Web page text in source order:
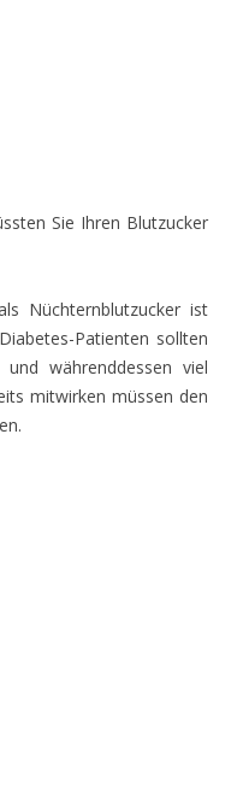
Sie Ihren Blutzucker
Nüchternblutzucker ist
Patienten sollten
währenddessen viel
mitwirken müssen den